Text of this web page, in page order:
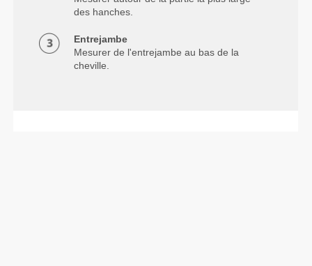
des hanches.
Entrejambe
Mesurer de l'entrejambe au bas de la
cheville.